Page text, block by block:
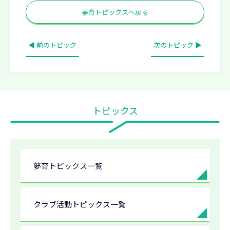
夢育トピックスへ戻る
◀ 前のトピック 次のトピック ▶
トピックス
夢育トピックス一覧
クラブ活動トピックス一覧